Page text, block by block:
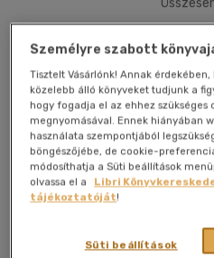
40 db / oldal
Magyar fűszeres növények
Személyre szabott
Tisztelt Vásárlónk! Annak
közelebb álló könyveket tudjunk a
hogy fogadja el az ehhez szükséges
megnyomásával. Ennek hiányában
használata szempontjából
böngészőjébe, de cookie-
módosíthatja a Süti beállítások
olvassa el a
Libri
tájékoztatóját!
Süti beállítások